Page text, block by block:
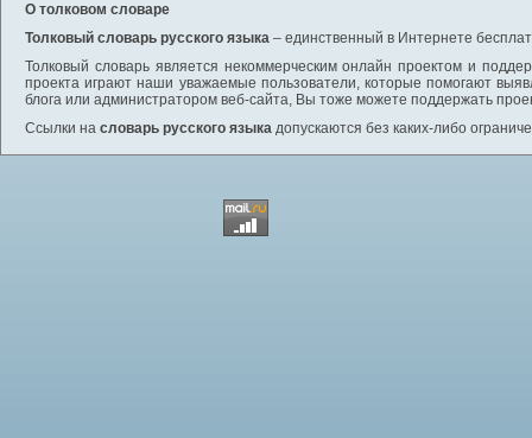
О толковом словаре
Толковый словарь русского языка – единственный в Интернете
Толковый словарь является некоммерческим онлайн проектом и
проекта играют наши уважаемые пользователи, которые помогают
блога или администратором веб-сайта, Вы тоже можете поддержать
Ссылки на словарь русского языка допускаются без каких-либо